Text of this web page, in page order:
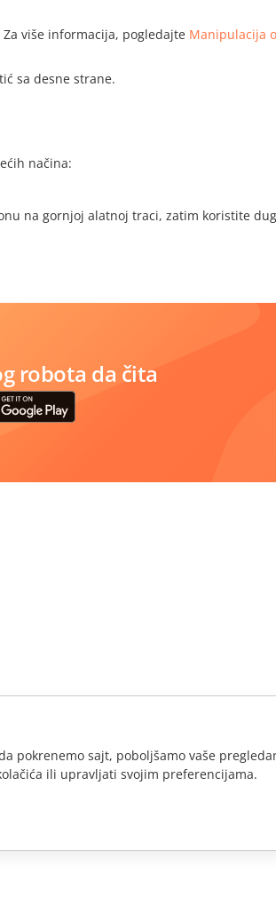
više informacija, pogledajte Manipulacija
sa desne strane.
načina:
na gornjoj alatnoj traci, zatim koristite
robota da čita
pokrenemo sajt, poboljšamo vaše
ili upravljati svojim preferencijama.